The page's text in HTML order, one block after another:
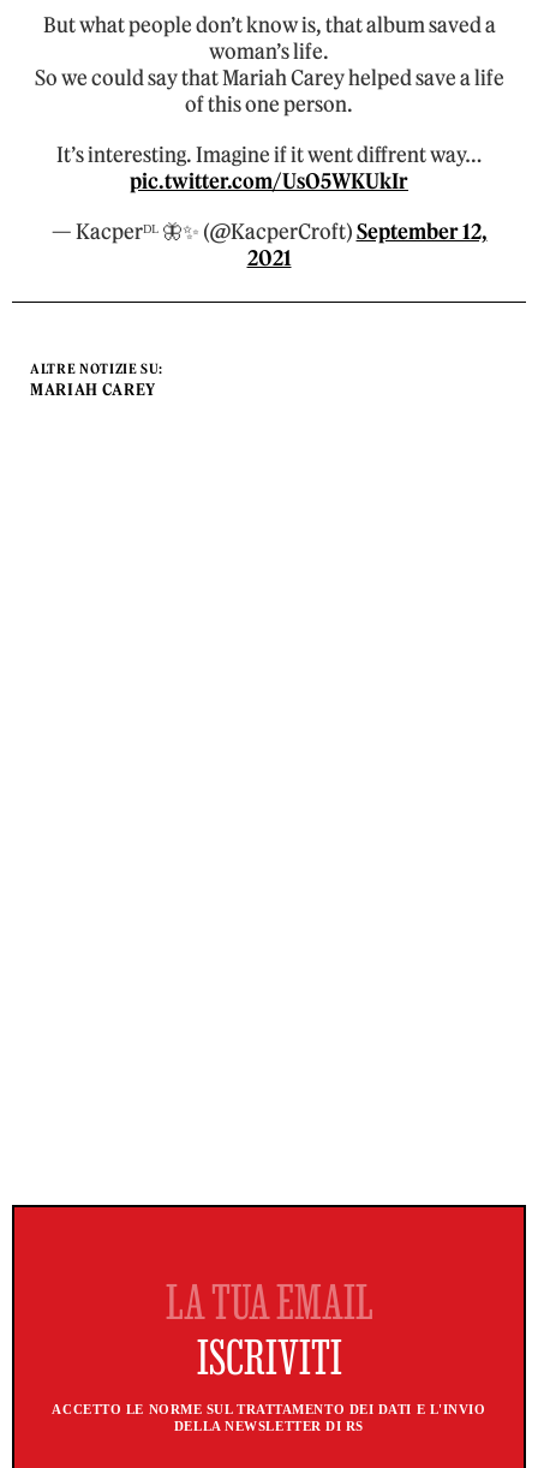
But what people don’t know is, that album saved a
woman’s life.
So we could say that Mariah Carey helped save a life
of this one person.
It’s interesting. Imagine if it went diffrent way…
pic.twitter.com/UsO5WKUkIr
— Kacperᴰᴸ 🦋✨️ (@KacperCroft)September 12,
2021
ALTRE NOTIZIE SU:
MARIAH CAREY
ACCETTO LE NORME SUL TRATTAMENTO DEI DATI E L'INVIO
DELLA NEWSLETTER DI RS